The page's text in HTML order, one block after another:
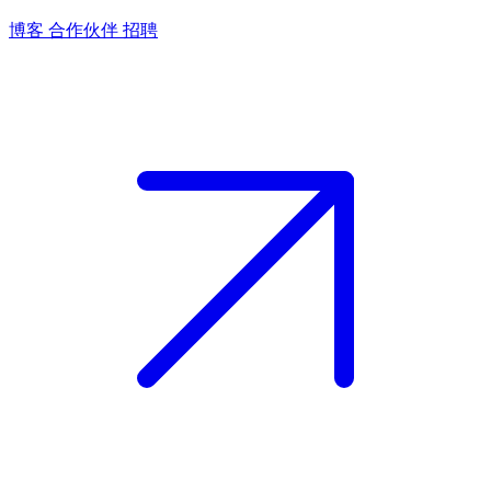
博客 合作伙伴 招聘